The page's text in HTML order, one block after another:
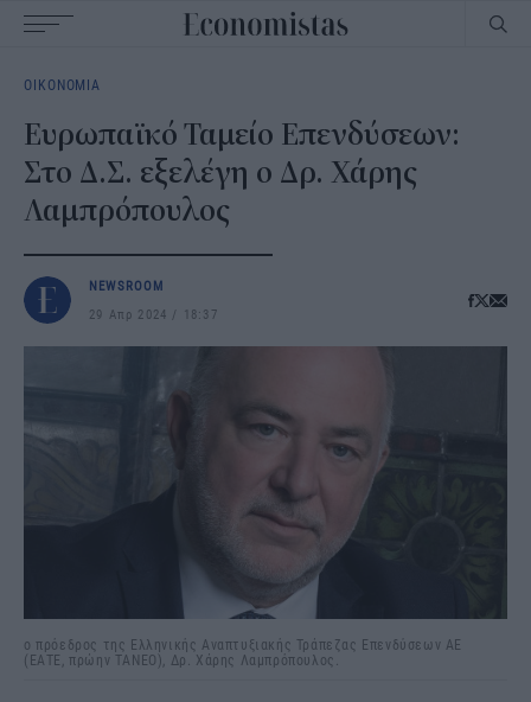
navigation
ΟΙΚΟΝΟΜΙΑ
Ευρωπαϊκό Ταμείο Επενδύσεων:
Στο Δ.Σ. εξελέγη ο Δρ. Χάρης
Λαμπρόπουλος
NEWSROOM
29 Απρ 2024
18:37
ο πρόεδρος της Ελληνικής Αναπτυξιακής Τράπεζας Επενδύσεων ΑΕ
(ΕΑΤΕ, πρώην ΤΑΝΕΟ), Δρ. Χάρης Λαμπρόπουλος.